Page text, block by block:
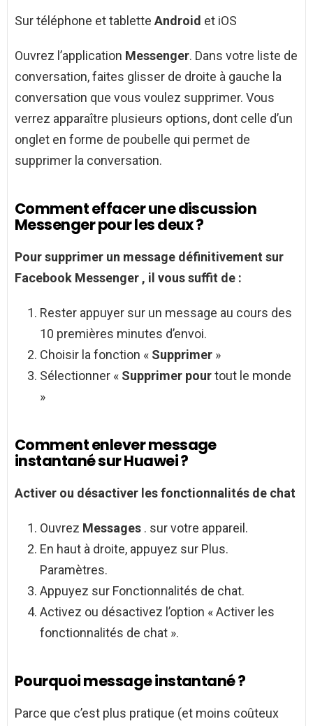
Sur téléphone et tablette Android et iOS
Ouvrez l’application Messenger. Dans votre liste de
conversation, faites glisser de droite à gauche la
conversation que vous voulez supprimer. Vous
verrez apparaître plusieurs options, dont celle d’un
onglet en forme de poubelle qui permet de
supprimer la conversation.
Comment effacer une discussion
Messenger pour les deux ?
Pour supprimer un message définitivement sur
Facebook Messenger , il vous suffit de :
Rester appuyer sur un message au cours des
10 premières minutes d’envoi.
Choisir la fonction « Supprimer »
Sélectionner « Supprimer pourtout le monde
»
Comment enlever message
instantané sur Huawei ?
Activer ou désactiver les fonctionnalités de chat
Ouvrez Messages . sur votre appareil.
En haut à droite, appuyez sur Plus.
Paramètres.
Appuyez sur Fonctionnalités de chat.
Activez ou désactivez l’option « Activer les
fonctionnalités de chat ».
Pourquoi message instantané ?
Parce que c’est plus pratique (et moins coûteux